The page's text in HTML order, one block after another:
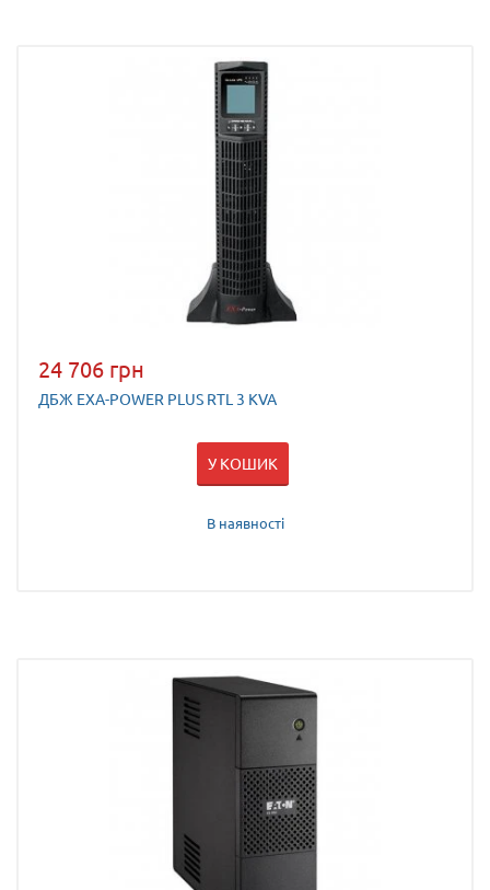
24 706 грн
ДБЖ EXA-POWER PLUS RTL 3 KVA
У КОШИК
В наявності